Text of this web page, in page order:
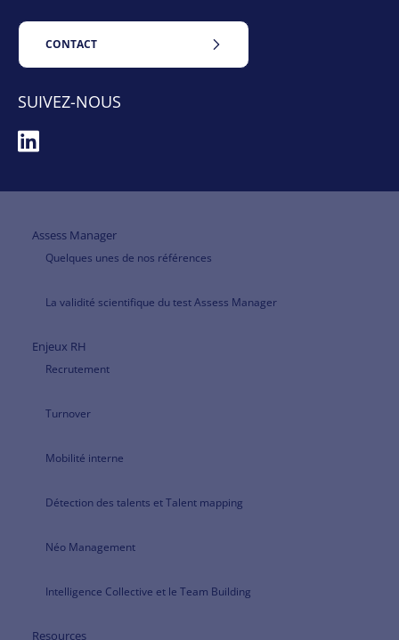
CONTACT
SUIVEZ-NOUS
Assess Manager
Quelques unes de nos références
La validité scientifique du test Assess Manager
Enjeux RH
Recrutement
Turnover
Mobilité interne
Détection des talents et Talent mapping
Néo Management
Intelligence Collective et le Team Building
Resources